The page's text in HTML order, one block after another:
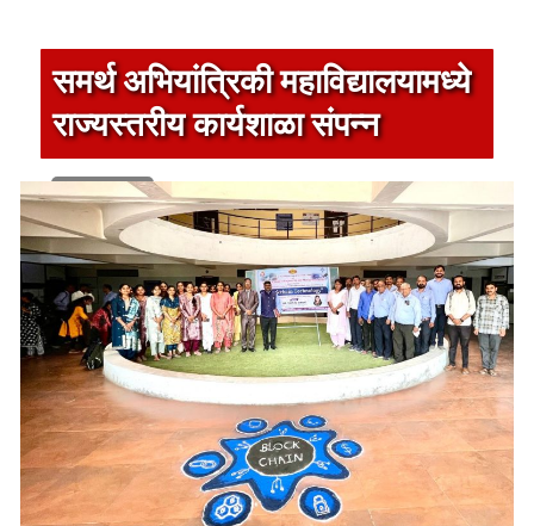
समर्थ अभियांत्रिकी महाविद्यालयामध्ये
राज्यस्तरीय कार्यशाळा संपन्न
1 min read